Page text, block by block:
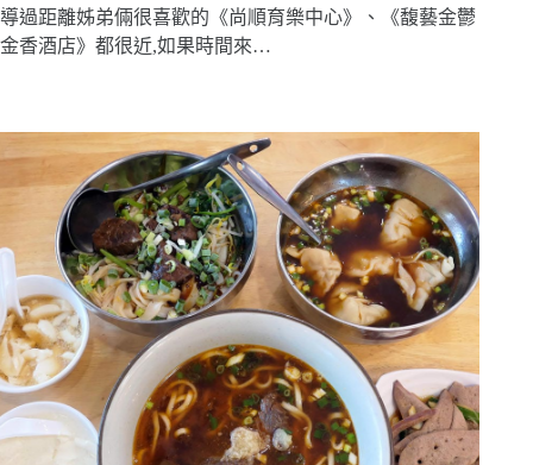
導過距離姊弟倆很喜歡的《尚順育樂中心》、《馥藝金鬱
金香酒店》都很近,如果時間來…